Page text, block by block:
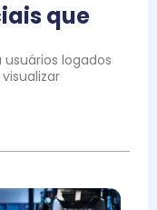
que
logados